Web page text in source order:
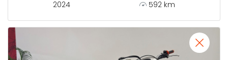
2024 592 km